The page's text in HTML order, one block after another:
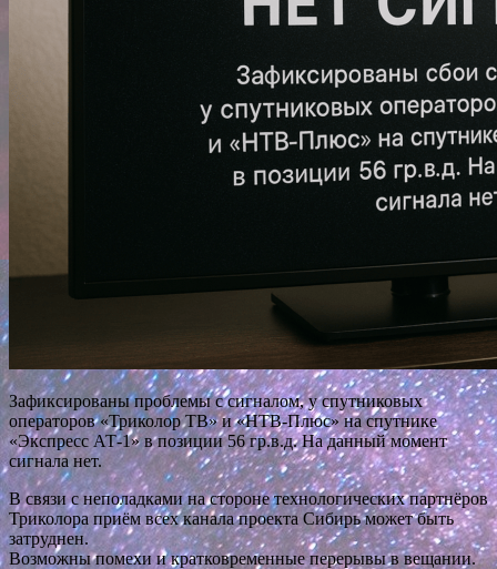
Зафиксированы проблемы с сигналом, у спутниковых
операторов «Триколор ТВ» и «НТВ-Плюс» на спутнике
«Экспресс АТ-1» в позиции 56 гр.в.д. На данный момент
сигнала нет.
В связи с неполадками на стороне технологических партнёров
Триколора приём всех канала проекта Сибирь может быть
затруднен.
Возможны помехи и кратковременные перерывы в вещании.